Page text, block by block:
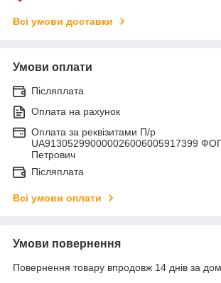
Всі умови доставки
Умови оплати
Післяплата
Оплата на рахунок
Оплата за реквізитами П/р
UA913052990000026006005917399
Петрович
Післяплата
Всі умови оплати
Умови повернення
Повернення товару впродовж 14 днів за